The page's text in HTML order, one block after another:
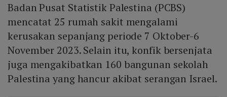
Badan Pusat Statistik Palestina (PCBS)
mencatat 25 rumah sakit mengalami
kerusakan sepanjang periode 7 Oktober-6
November 2023. Selain itu, konfik bersenjata
juga mengakibatkan 160 bangunan sekolah
Palestina yang hancur akibat serangan Israel.